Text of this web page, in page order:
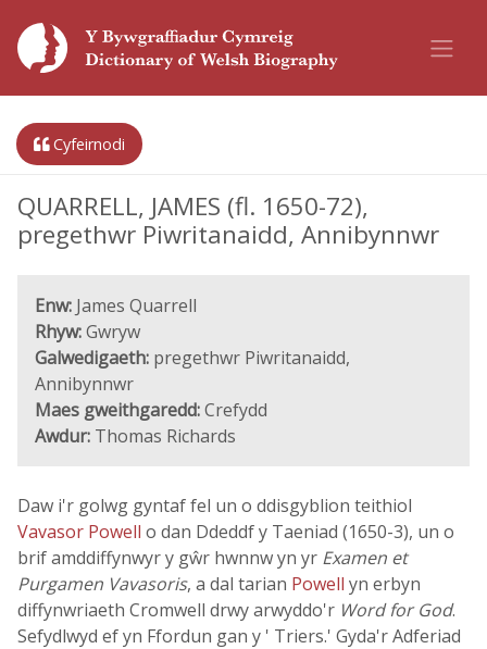
Cyfeirnodi
QUARRELL, JAMES (fl. 1650-72),
pregethwr Piwritanaidd, Annibynnwr
Enw: James Quarrell
Rhyw:Gwryw
Galwedigaeth: pregethwr Piwritanaidd,
Annibynnwr
Maes gweithgaredd:Crefydd
Awdur: Thomas Richards
Daw i'r golwg gyntaf fel un o ddisgyblion teithiol
Vavasor Powell o dan Ddeddf y Taeniad (1650-3), un o
brif amddiffynwyr y gŵr hwnnw yn yr Examen et
Purgamen Vavasoris, a dal tarian Powell yn erbyn
diffynwriaeth Cromwell drwy arwyddo'r Word for God.
Sefydlwyd ef yn Ffordun gan y ' Triers.' Gyda'r Adferiad